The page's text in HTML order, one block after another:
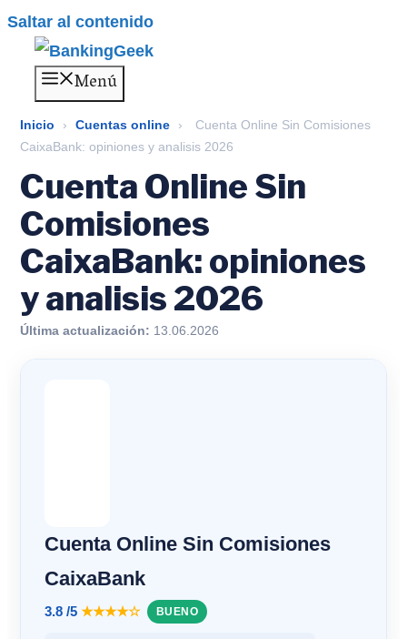
Saltar al contenido
Menú
Inicio › Cuentas online ›
Cuenta Online Sin Comisiones
CaixaBank: opiniones y analisis 2026
Cuenta Online Sin
Comisiones
CaixaBank: opiniones
y analisis 2026
Última actualización: 13.06.2026
Cuenta Online Sin Comisiones
CaixaBank
3.8 /5 ★★★★☆ BUENO